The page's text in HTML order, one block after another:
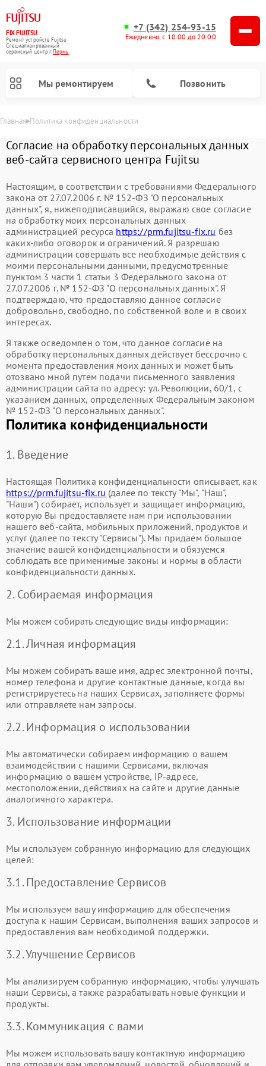
FIX-FUJITSU
Ремонт устройств Fujitsu
Специализированный
cервисный центр г.Пермь
+7 (342) 254-93-15
Ежедневно, с 10:00 до 20:00
Мы ремонтируем Позвонить
Главная Политика конфиденциальности
Согласие на обработку персональных данных
веб-сайта сервисного центра Fujitsu
Настоящим, в соответствии с требованиями Федерального
закона от 27.07.2006 г. № 152-ФЗ "О персональных
данных", я, нижеподписавшийся, выражаю свое согласие
на обработку моих персональных данных
администрацией ресурса https://prm.fujitsu-fix.ru без
каких-либо оговорок и ограничений. Я разрешаю
администрации совершать все необходимые действия с
моими персональными данными, предусмотренные
пунктом 3 части 1 статьи 3 Федерального закона от
27.07.2006 г. № 152-ФЗ "О персональных данных". Я
подтверждаю, что предоставляю данное согласие
добровольно, свободно, по собственной воле и в своих
интересах.
Я также осведомлен о том, что данное согласие на
обработку персональных данных действует бессрочно с
момента предоставления моих данных и может быть
отозвано мной путем подачи письменного заявления
администрации сайта по адресу: ул. ​Революции, 60/1, с
указанием данных, определенных Федеральным законом
№ 152-ФЗ "О персональных данных".
Политика конфиденциальности
1. Введение
Настоящая Политика конфиденциальности описывает, как
https://prm.fujitsu-fix.ru (далее по тексту "Мы", "Наш",
"Наши") собирает, использует и защищает информацию,
которую Вы предоставляете нам при использовании
нашего веб-сайта, мобильных приложений, продуктов и
услуг (далее по тексту "Сервисы"). Мы придаем большое
значение вашей конфиденциальности и обязуемся
соблюдать все применимые законы и нормы в области
конфиденциальности данных.
2. Собираемая информация
Мы можем собирать следующие виды информации:
2.1. Личная информация
Мы можем собирать ваше имя, адрес электронной почты,
номер телефона и другие контактные данные, когда вы
регистрируетесь на наших Сервисах, заполняете формы
или отправляете нам запросы.
2.2. Информация о использовании
Мы автоматически собираем информацию о вашем
взаимодействии с нашими Сервисами, включая
информацию о вашем устройстве, IP-адресе,
местоположении, действиях на сайте и другие данные
аналогичного характера.
3. Использование информации
Мы используем собранную информацию для следующих
целей:
3.1. Предоставление Сервисов
Мы используем вашу информацию для обеспечения
доступа к нашим Сервисам, выполнения ваших запросов и
предоставления вам необходимой поддержки.
3.2. Улучшение Сервисов
Мы анализируем собранную информацию, чтобы улучшать
наши Сервисы, а также разрабатывать новые функции и
продукты.
3.3. Коммуникация с вами
Мы можем использовать вашу контактную информацию